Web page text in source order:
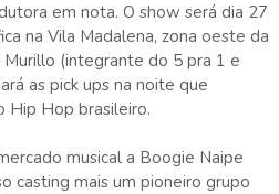
em nota. O show será dia 27
na Vila Madalena, zona oeste da
(integrante do 5 pra 1 e
as pick ups na noite que
Hip Hop brasileiro.
musical a Boogie Naipe
casting mais um pioneiro grupo